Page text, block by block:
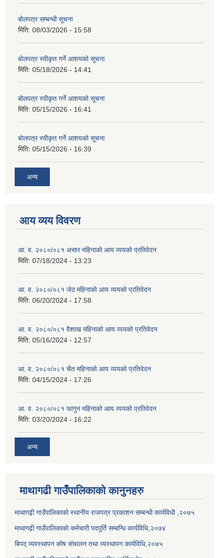
बोलपत्र सम्बन्धी सूचना
मिति: 08/03/2026 - 15:58
बोलपत्र स्वीकृत गर्ने आशयको सूचना
मिति: 05/18/2026 - 14:41
बोलपत्र स्वीकृत गर्ने आशयको सूचना
मिति: 05/15/2026 - 16:41
बोलपत्र स्वीकृत गर्ने आशयको सूचना
मिति: 05/15/2026 - 16:39
अन्य
आय व्यय विवरण
आ. व. २०८०/०८१ असार महिनाको आय व्ययको प्रतिवेदन
मिति: 07/18/2024 - 13:23
आ. व. २०८०/०८१ जेठ महिनाको आय व्ययको प्रतिवेदन
मिति: 06/20/2024 - 17:58
आ. व. २०८०/०८१ वैशाख महिनाको आय व्ययको प्रतिवेदन
मिति: 05/16/2024 - 12:57
आ. व. २०८०/०८१ चैत महिनाको आय व्ययको प्रतिवेदन
मिति: 04/15/2024 - 17:26
आ. व. २०८०/०८१ फागुन महिनाको आय व्ययको प्रतिवेदन
मिति: 03/20/2024 - 16:22
अन्य
माथागढी गाउँपालिकाको कानुनहरु
माथागढ़ी गाउँपालिकाको स्थानीय राजपत्र प्रकाशन सम्बन्धी कार्यविधी ,२०७५
माथागढ़ी गाउँपालिकाको कर्मचारी पदपूर्ति सम्बन्धि कार्यविधि,२०७४
बिपद् व्यवस्थापन कोष संचालन तथा व्यस्थापन कार्यविधि,२०७५